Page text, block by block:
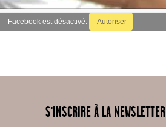
Facebook est désactivé. Autoriser
S'INSCRIRE À LA NEWSLETTER